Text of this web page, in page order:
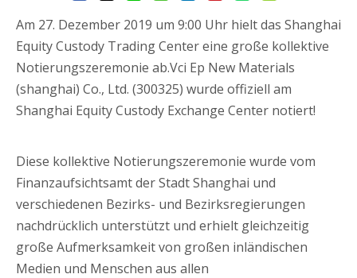
Am 27. Dezember 2019 um 9:00 Uhr hielt das Shanghai
Equity Custody Trading Center eine große kollektive
Notierungszeremonie ab.Vci Ep New Materials
(shanghai) Co., Ltd. (300325) wurde offiziell am
Shanghai Equity Custody Exchange Center notiert!
Diese kollektive Notierungszeremonie wurde vom
Finanzaufsichtsamt der Stadt Shanghai und
verschiedenen Bezirks- und Bezirksregierungen
nachdrücklich unterstützt und erhielt gleichzeitig
große Aufmerksamkeit von großen inländischen
Medien und Menschen aus allen